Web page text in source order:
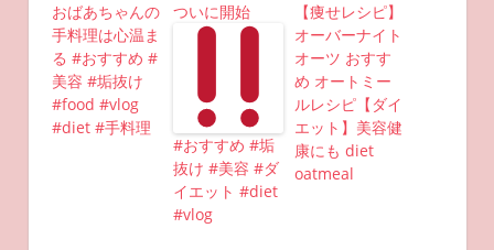
おばあちゃんの
手料理は心温ま
る #おすすめ #
美容 #垢抜け
#food #vlog
#diet #手料理
ついに開始
#おすすめ #垢
抜け #美容 #ダ
イエット #diet
#vlog
【痩せレシピ】
オーバーナイト
オーツ おすす
め オートミー
ルレシピ【ダイ
エット】美容健
康にも diet
oatmeal